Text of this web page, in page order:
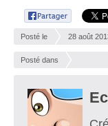
Posté le 28 août
Posté dans